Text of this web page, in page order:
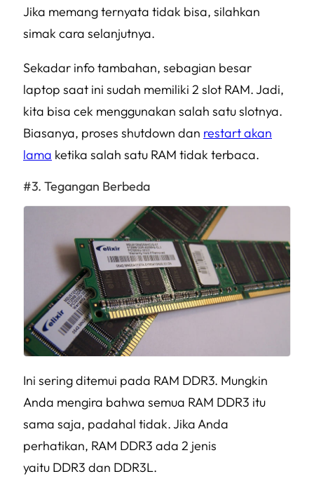
Jika memang ternyata tidak bisa, silahkan
simak cara selanjutnya.
Sekadar info tambahan, sebagian besar
laptop saat ini sudah memiliki 2 slot RAM. Jadi,
kita bisa cek menggunakan salah satu slotnya.
Biasanya, proses shutdown dan restart akan
lama ketika salah satu RAM tidak terbaca.
Tegangan Berbeda
Ini sering ditemui pada RAM DDR3. Mungkin
Anda mengira bahwa semua RAM DDR3 itu
sama saja, padahal tidak. Jika Anda
perhatikan, RAM DDR3 ada 2 jenis
yaitu DDR3 dan DDR3L.